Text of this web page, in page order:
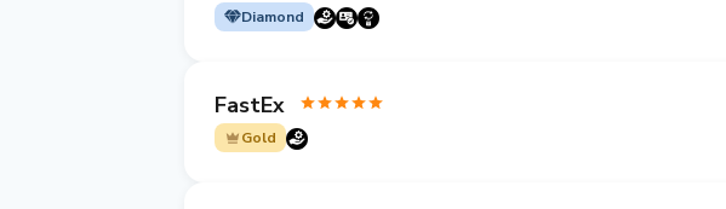
Diamond
FastEx
Gold